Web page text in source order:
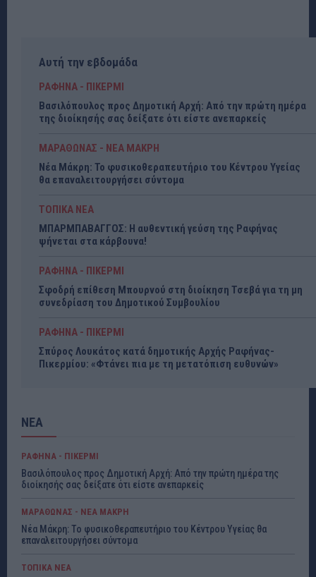
Αυτή την εβδομάδα
ΡΑΦΗΝΑ - ΠΙΚΕΡΜΙ
Βασιλόπουλος προς Δημοτική Αρχή: Από την πρώτη ημέρα
της διοίκησής σας δείξατε ότι είστε ανεπαρκείς
ΜΑΡΑΘΩΝΑΣ - ΝΕΑ ΜΑΚΡΗ
Νέα Μάκρη: Το φυσικοθεραπευτήριο του Κέντρου Υγείας
θα επαναλειτουργήσει σύντομα
ΤΟΠΙΚΑ ΝΕΑ
ΜΠΑΡΜΠΑΒΑΓΓΟΣ: Η αυθεντική γεύση της Ραφήνας
ψήνεται στα κάρβουνα!
ΡΑΦΗΝΑ - ΠΙΚΕΡΜΙ
Σφοδρή επίθεση Μπουρνού στη διοίκηση Τσεβά για τη μη
συνεδρίαση του Δημοτικού Συμβουλίου
ΡΑΦΗΝΑ - ΠΙΚΕΡΜΙ
Σπύρος Λουκάτος κατά δημοτικής Αρχής Ραφήνας-
Πικερμίου: «Φτάνει πια με τη μετατόπιση ευθυνών»
ΝΕΑ
ΡΑΦΗΝΑ - ΠΙΚΕΡΜΙ
Βασιλόπουλος προς Δημοτική Αρχή: Από την πρώτη ημέρα της
διοίκησής σας δείξατε ότι είστε ανεπαρκείς
ΜΑΡΑΘΩΝΑΣ - ΝΕΑ ΜΑΚΡΗ
Νέα Μάκρη: Το φυσικοθεραπευτήριο του Κέντρου Υγείας θα
επαναλειτουργήσει σύντομα
ΤΟΠΙΚΑ ΝΕΑ